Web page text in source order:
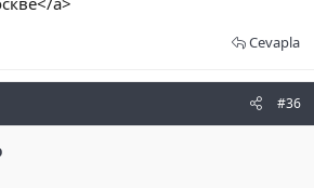
Cevapla
#36